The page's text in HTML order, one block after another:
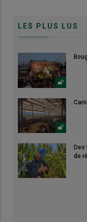
LES PLUS LUS
de